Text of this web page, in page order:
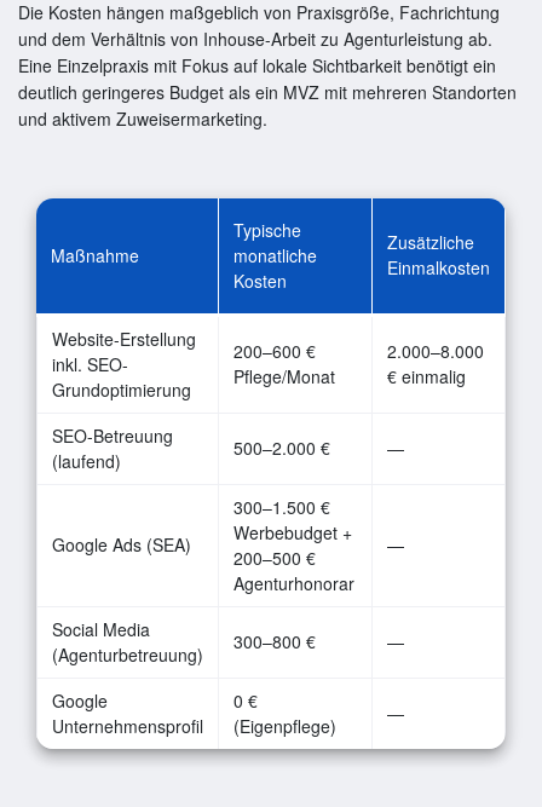
Die Kosten hängen maßgeblich von Praxisgröße, Fachrichtung
und dem Verhältnis von Inhouse-Arbeit zu Agenturleistung ab.
Eine Einzelpraxis mit Fokus auf lokale Sichtbarkeit benötigt ein
deutlich geringeres Budget als ein MVZ mit mehreren Standorten
und aktivem Zuweisermarketing.
Maßnahme
Typische
monatliche
Kosten
Zusätzliche
Einmalkosten
Website-Erstellung
inkl. SEO-
Grundoptimierung
200–600 €
Pflege/Monat
2.000–8.000
€ einmalig
SEO-Betreuung
(laufend)
500–2.000 € —
Google Ads (SEA)
300–1.500 €
Werbebudget +
200–500 €
Agenturhonorar
—
Social Media
(Agenturbetreuung)
300–800 € —
Google
Unternehmensprofil
0 €
(Eigenpflege)
—